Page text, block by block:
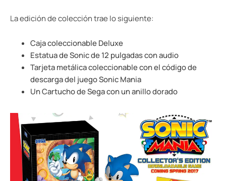
La edición de colección trae lo siguiente:
Caja coleccionable Deluxe
Estatua de Sonic de 12 pulgadas con audio
Tarjeta metálica coleccionable con el código de
descarga del juego Sonic Mania
Un Cartucho de Sega con un anillo dorado